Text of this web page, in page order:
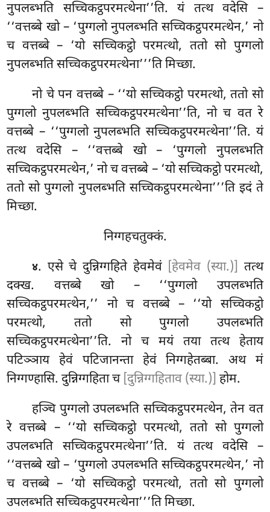
नुपलब्भति सच्चिकट्ठपरमत्थेना’’ति. यं तत्थ वदेसि –
‘‘वत्तब्बे खो – ‘पुग्गलो नुपलब्भति सच्चिकट्ठपरमत्थेन,’ नो
च वत्तब्बे – ‘यो सच्चिकट्ठो परमत्थो, ततो सो पुग्गलो
नुपलब्भति सच्चिकट्ठपरमत्थेना’’’ति मिच्छा.
नो चे पन वत्तब्बे – ‘‘यो सच्चिकट्ठो परमत्थो, ततो सो
पुग्गलो नुपलब्भति सच्चिकट्ठपरमत्थेना’’ति, नो च वत रे
वत्तब्बे – ‘‘पुग्गलो नुपलब्भति सच्चिकट्ठपरमत्थेना’’ति. यं
तत्थ वदेसि – ‘‘वत्तब्बे खो – ‘पुग्गलो नुपलब्भति
सच्चिकट्ठपरमत्थेन,’ नो च वत्तब्बे – ‘यो सच्चिकट्ठो परमत्थो,
ततो सो पुग्गलो नुपलब्भति सच्चिकट्ठपरमत्थेना’’’ति इदं ते
मिच्छा.
निग्गहचतुक्कं.
४. एसे चे दुन्निग्गहिते हेवमेवं [हेवमेव (स्या.)] तत्थ
दक्ख. वत्तब्बे खो – ‘‘पुग्गलो उपलब्भति
सच्चिकट्ठपरमत्थेन,’’ नो च वत्तब्बे – ‘‘यो सच्चिकट्ठो
परमत्थो, ततो सो पुग्गलो उपलब्भति
सच्चिकट्ठपरमत्थेना’’ति. नो च मयं तया तत्थ हेताय
पटिञ्ञाय हेवं पटिजानन्ता हेवं निग्गहेतब्बा. अथ मं
निग्गण्हासि. दुन्निग्गहिता च [दुन्निग्गहिताव (स्या.)] होम.
हञ्चि पुग्गलो उपलब्भति सच्चिकट्ठपरमत्थेन, तेन वत
रे वत्तब्बे – ‘‘यो सच्चिकट्ठो परमत्थो, ततो सो पुग्गलो
उपलब्भति सच्चिकट्ठपरमत्थेना’’ति. यं तत्थ वदेसि –
‘‘वत्तब्बे खो – ‘पुग्गलो उपलब्भति सच्चिकट्ठपरमत्थेन,’ नो
च वत्तब्बे – ‘यो सच्चिकट्ठो परमत्थो, ततो सो पुग्गलो
उपलब्भति सच्चिकट्ठपरमत्थेना’’’ति मिच्छा.